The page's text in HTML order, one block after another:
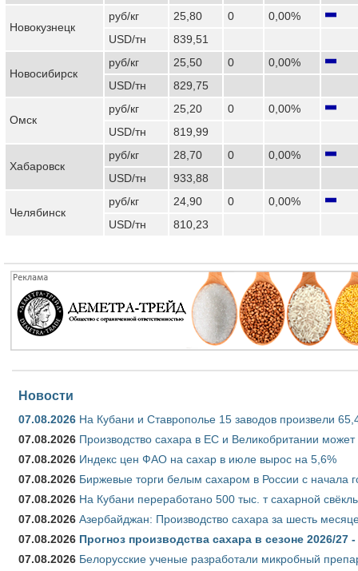
Новокузнецк
руб/кг 25,80 0
0,00%
USD/тн
839,51
Новосибирск
руб/кг 25,50 0
0,00%
USD/тн
829,75
Омск
руб/кг 25,20 0
0,00%
USD/тн
819,99
Хабаровск
руб/кг 28,70 0
0,00%
USD/тн
933,88
Челябинск
руб/кг 24,90 0
0,00%
USD/тн
810,23
Новости
07.08.2026 На Кубани и Ставрополье 15 заводов произвели
07.08.2026 Производство сахара в ЕС и Великобритании
07.08.2026 Индекс цен ФАО на сахар в июле вырос на 5,6%
07.08.2026 Биржевые торги белым сахаром в России с начала
07.08.2026 На Кубани переработано 500 тыс. т сахарной
07.08.2026 Азербайджан: Производство сахара за шесть
07.08.2026 Прогноз производства сахара в сезоне 2026/
07.08.2026 Белорусские ученые разработали микробный